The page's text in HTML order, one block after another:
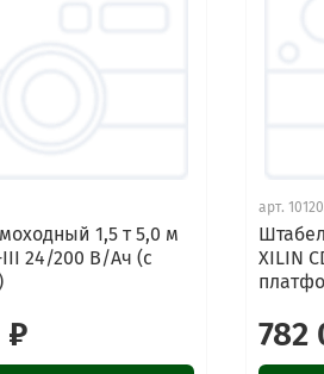
1,5 т 5,0 м
III 24/200 В/Ач (с
₽
арт.
XILIN
782